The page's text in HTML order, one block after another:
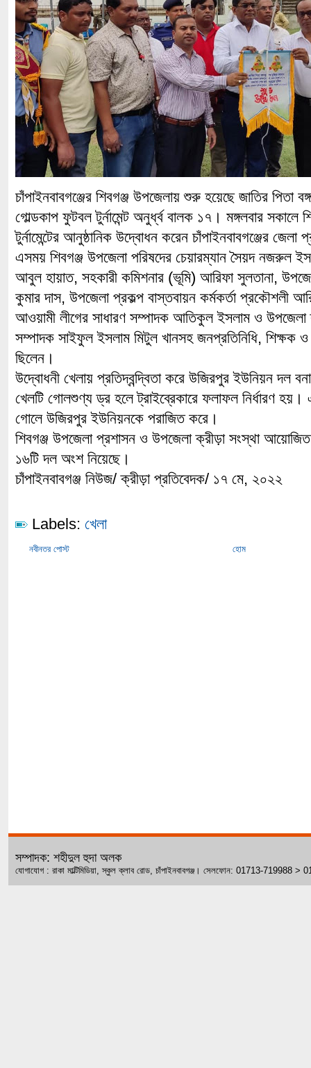
চাঁপাইনবাবগঞ্জের শিবগঞ্জ উপজেলায় শুরু হয়েছে জাতির পিতা
গোল্ডকাপ ফুটবল টুর্নামেন্ট অনুর্ধ্ব বালক ১৭। মঙ্গলবার সকালে
টুর্নামেন্টের আনুষ্ঠানিক উদ্বোধন করেন চাঁপাইনবাবগঞ্জের
এসময় শিবগঞ্জ উপজেলা পরিষদের চেয়ারম্যান সৈয়দ নজরুল
আবুল হায়াত, সহকারী কমিশনার (ভূমি) আরিফা সুলতানা,
কুমার দাস, উপজেলা প্রকল্প বাস্তবায়ন কর্মকর্তা প্রকৌশলী
আওয়ামী লীগের সাধারণ সম্পাদক আতিকুল ইসলাম ও উপজেলা
সম্পাদক সাইফুল ইসলাম মিটুল খানসহ জনপ্রতিনিধি, শিক্ষক
ছিলেন।
উদ্বোধনী খেলায় প্রতিদ্বন্দ্বিতা করে উজিরপুর ইউনিয়ন দল
খেলটি গোলশুণ্য ড্র হলে ট্রাইব্রেকারে ফলাফল নির্ধারণ
গোলে উজিরপুর ইউনিয়নকে পরাজিত করে।
শিবগঞ্জ উপজেলা প্রশাসন ও উপজেলা ক্রীড়া সংস্থা
১৬টি দল অংশ নিয়েছে।
চাঁপাইনবাবগঞ্জ নিউজ/ ক্রীড়া প্রতিবেদক/ ১৭ মে, ২০২২
Labels: খেলা
নবীনতর পোস্ট হোম
সম্পাদক: শহীদুল হুদা অলক
যোগাযোগ : রাকা মাল্টিমিডিয়া, স্কুল ক্লাব রোড, চাঁপাইনবাবগঞ্জ। সেলফোন: 01713-